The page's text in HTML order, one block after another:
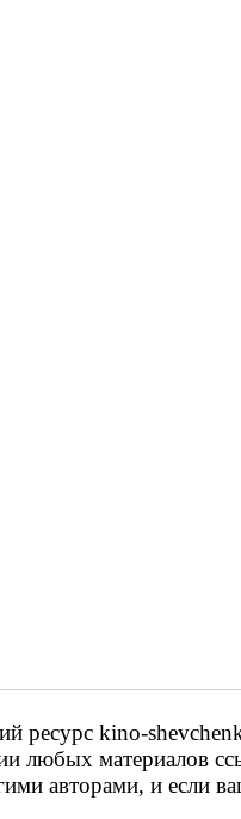
ресурс kino-
любых материалов
авторами, и если